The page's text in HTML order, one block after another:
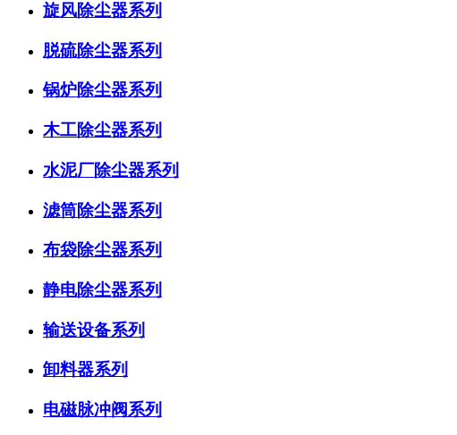
旋风除尘器系列
脱硫除尘器系列
锅炉除尘器系列
木工除尘器系列
水泥厂除尘器系列
滤筒除尘器系列
布袋除尘器系列
静电除尘器系列
输送设备系列
卸料器系列
电磁脉冲阀系列